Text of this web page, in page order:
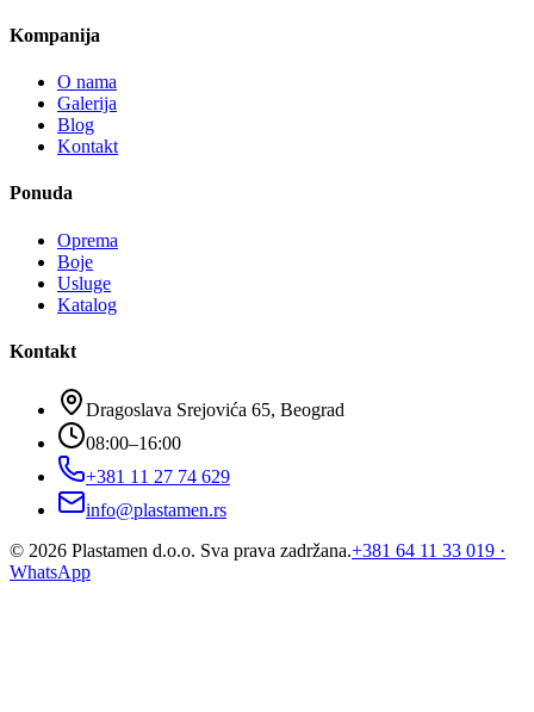
Kompanija
O nama
Galerija
Blog
Kontakt
Ponuda
Oprema
Boje
Usluge
Katalog
Kontakt
Dragoslava Srejovića 65, Beograd
08:00–16:00
+381 11 27 74 629
info@plastamen.rs
© 2026 Plastamen d.o.o. Sva prava zadržana.+381 64 11 33 019 ·
WhatsApp